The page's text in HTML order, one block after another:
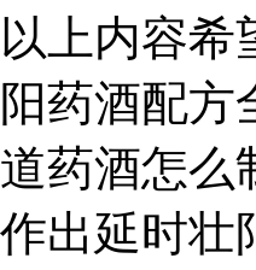
以上内容希
阳药酒配方
道药酒怎么
作出延时壮